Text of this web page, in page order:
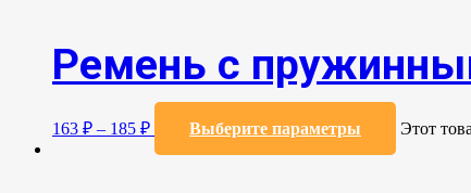
Ремень с
163 ₽ – 185 ₽ Выберите параметры Этот